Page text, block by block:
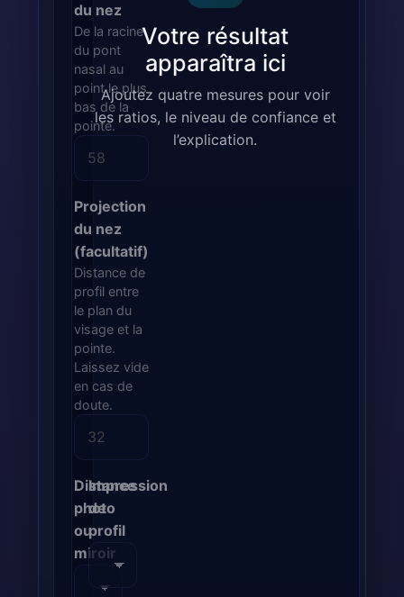
du nez
De la racine
du pont
nasal au
point le plus
bas de la
pointe.
Projection
du nez
(facultatif)
Distance de
profil entre
le plan du
visage et la
pointe.
Laissez vide
en cas de
doute.
Distance
photo
ou
miroir
Impression
de
profil
Votre résultat
apparaîtra ici
Ajoutez quatre mesures pour voir
les ratios, le niveau de confiance et
l’explication.